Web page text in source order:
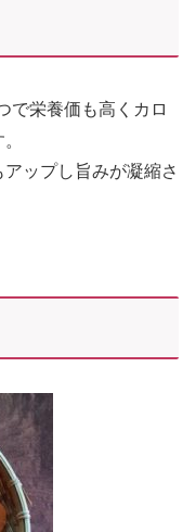
で栄養価も高くカロ
ップし旨みが凝縮さ